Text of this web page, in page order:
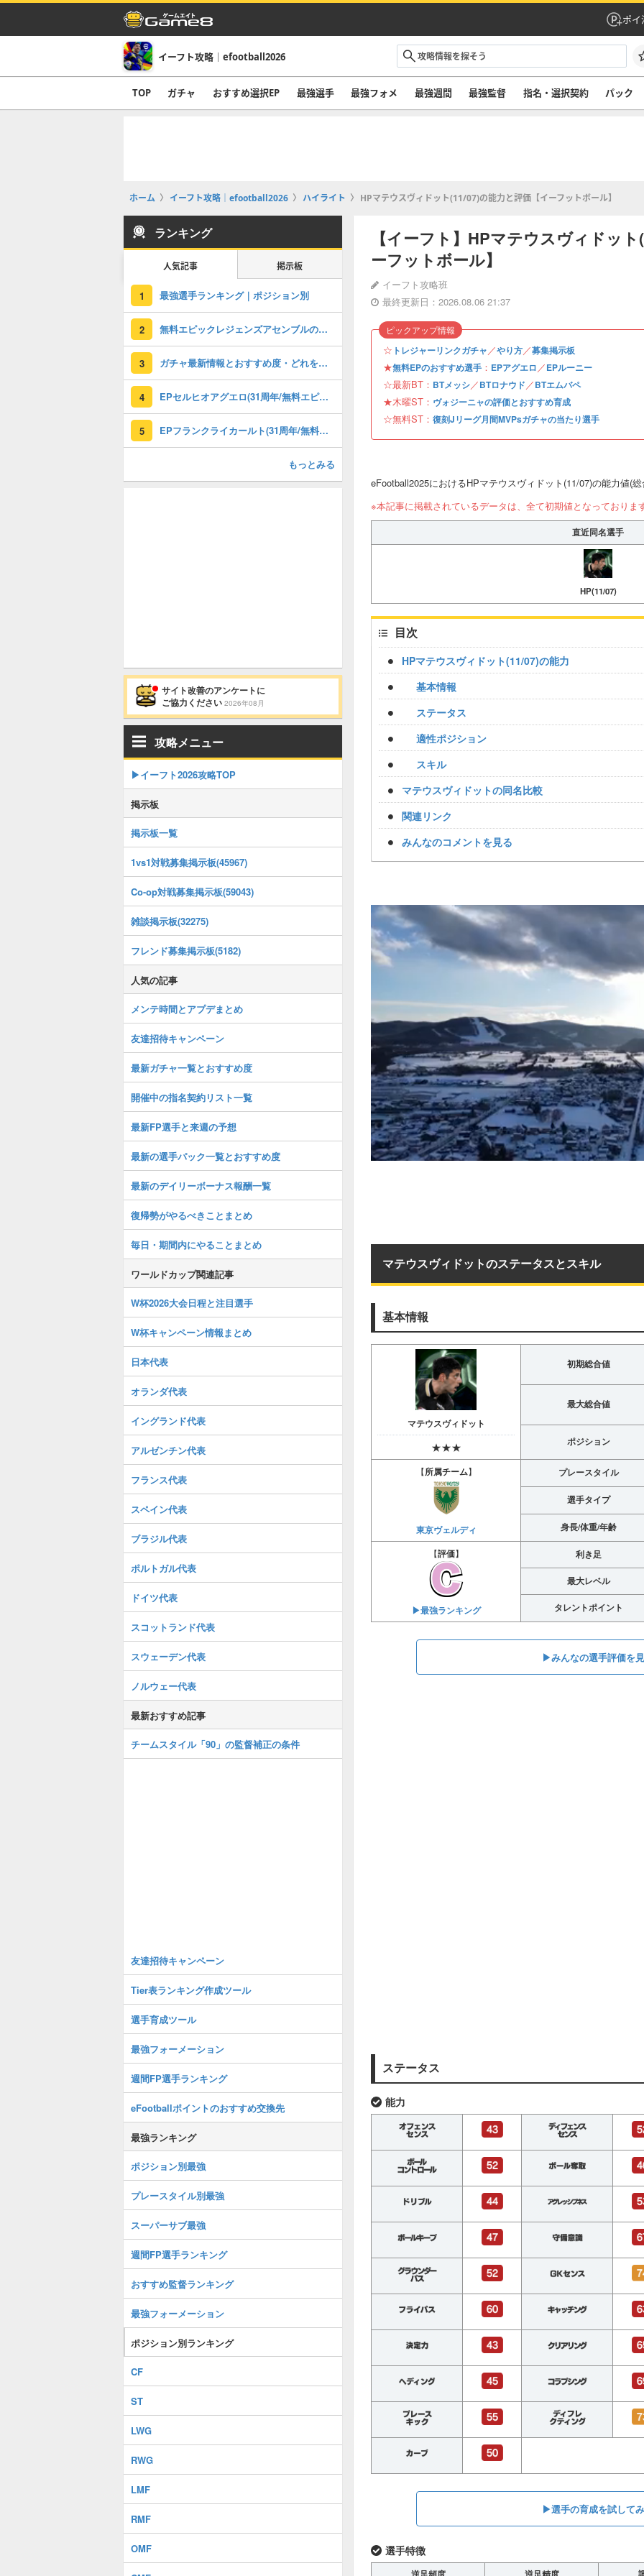
ポイ
イーフト攻略｜efootball2026
TOP ガチャ おすすめ選択EP 最強選手 最強フォメ 最強週間 最強監督 指名・選択契約 パック
ホーム イーフト攻略｜efootball2026 ハイライト HPマテウスヴィドット(11/07)の能力と評価【イーフットボール】
【イーフト】HPマテウスヴィドッ
ーフットボール】
イーフト攻略班
最終更新日：2026.08.06 21:37
☆ トレジャーリンクガチャ／やり方／募集掲示板
★無料EPのおすすめ選手 ： EPアグエロ／EPルーニー
☆最新BT： BTメッシ／BTロナウド／BTエムバペ
★木曜ST： ヴォジーニャの評価とおすすめ育成
☆無料ST： 復刻Jリーグ月間MVPsガチャの当たり選手
ピックアップ情報
eFootball2025におけるHPマテウスヴィドット(11/07)の能力値(
※本記事に掲載されているデータは、全て初期値となっておりま
直近同名選手
HP(11/07)
目次
HPマテウスヴィドット(11/07)の能力
基本情報
ステータス
適性ポジション
スキル
マテウスヴィドットの同名比較
関連リンク
みんなのコメントを見る
マテウスヴィドットのステータスとスキル
基本情報
マテウスヴィドット
★★★
初期総合値
最大総合値
ポジション
【所属チーム】
東京ヴェルディ
プレースタイル
選手タイプ
身長/体重/年齢
【評価】
▶︎最強ランキング
利き足
最大レベル
タレントポイント
▶︎みんなの選手評価を
ステータス
能力
▶︎選手の育成を試して
選手特徴
ランキング
人気記事 掲示板
1 最強選手ランキング｜ポジション別
2 無料エピックレジェンズアセンブルのおすすめ選択(当たり)選手ランキングと引き方
3 ガチャ最新情報とおすすめ度・どれを引くべき？
4 EPセルヒオアグエロ(31周年/無料エピック)の評価とおすすめ育成・スキル追加
5 EPフランクライカールト(31周年/無料エピック)の評価とおすすめ育成・スキル追加
もっとみる
サイト改善のアンケートに
ご協力ください 2026年08月
攻略メニュー
▶イーフト2026攻略TOP
掲示板
掲示板一覧
1vs1対戦募集掲示板(45967)
Co-op対戦募集掲示板(59043)
雑談掲示板(32275)
フレンド募集掲示板(5182)
人気の記事
メンテ時間とアプデまとめ
友達招待キャンペーン
最新ガチャ一覧とおすすめ度
開催中の指名契約リスト一覧
最新FP選手と来週の予想
最新の選手パック一覧とおすすめ度
最新のデイリーボーナス報酬一覧
復帰勢がやるべきことまとめ
毎日・期間内にやることまとめ
ワールドカップ関連記事
W杯2026大会日程と注目選手
W杯キャンペーン情報まとめ
日本代表
オランダ代表
イングランド代表
アルゼンチン代表
フランス代表
スペイン代表
ブラジル代表
ポルトガル代表
ドイツ代表
スコットランド代表
スウェーデン代表
ノルウェー代表
最新おすすめ記事
チームスタイル「90」の監督補正の条件
友達招待キャンペーン
Tier表ランキング作成ツール
選手育成ツール
最強フォーメーション
週間FP選手ランキング
eFootballポイントのおすすめ交換先
最強ランキング
ポジション別最強
プレースタイル別最強
スーパーサブ最強
週間FP選手ランキング
おすすめ監督ランキング
最強フォーメーション
ポジション別ランキング
CF
ST
LWG
RWG
LMF
RMF
OMF